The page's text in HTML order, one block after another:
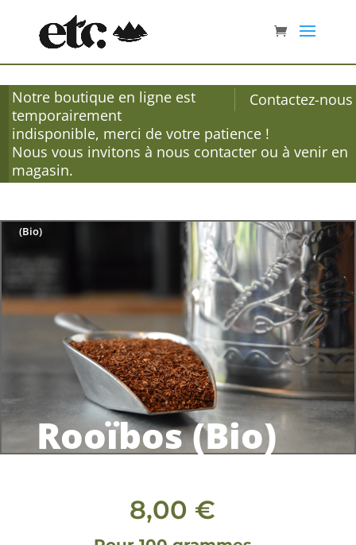
Contactez-nous
Notre boutique en ligne est
temporairement
indisponible, merci de votre patience !
Nous vous invitons à nous contacter ou à venir en
magasin.
(Bio)
Rooïbos (Bio)
8,00 €